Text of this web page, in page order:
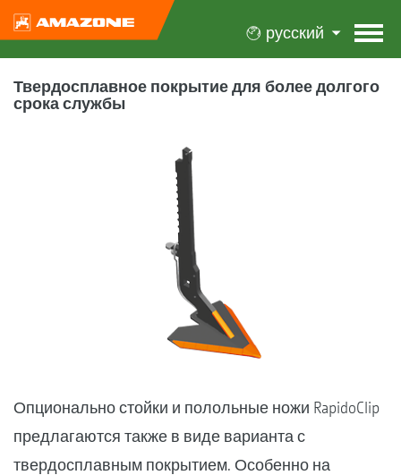
русский
Твердосплавное покрытие для более долгого
срока службы
Опционально стойки и полольные ножи RapidoClip
предлагаются также в виде варианта с
твердосплавным покрытием. Особенно на